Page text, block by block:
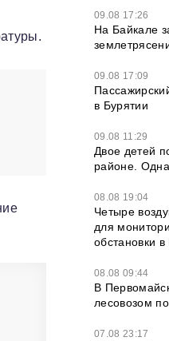
09.08 17:26
На Байкале
09.08 17:09
в Бурятии
09.08 11:29
Двое детей
районе.
08.08 19:04
Четыре
для
обстановки в
08.08 09:44
В
лесовозом
07.08 23:17